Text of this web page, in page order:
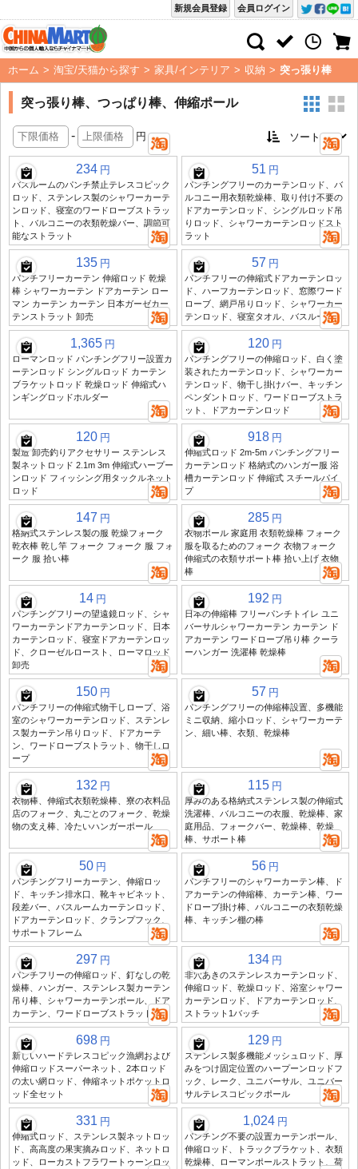
会員ログイン
新規会員登録
ホーム > 淘宝/天猫から探す > 家具/インテリア > 収納 > 突っ張り棒
突っ張り棒、つっぱり棒、伸縮ポール
- 円
234 円
バスルームのパンチ禁止テレスコピック
ロッド、ステンレス製のシャワーカーテ
ンロッド、寝室のワードローブストラッ
ト、バルコニーの衣類乾燥バー、調節可
能なストラット
51 円
パンチングフリーのカーテンロッド、バ
ルコニー用衣類乾燥棒、取り付け不要の
ドアカーテンロッド、シングルロッド吊
りロッド、シャワーカーテンロッドスト
ラット
135 円
パンチフリーカーテン 伸縮ロッド 乾燥
棒 シャワーカーテン ドアカーテン ロー
マン カーテン カーテン 日本ガーゼカー
テンストラット 卸売
57 円
パンチフリーの伸縮式ドアカーテンロッ
ド、ハーフカーテンロッド、窓際ワード
ローブ、網戸吊りロッド、シャワーカー
テンロッド、寝室タオル、バスルーム
1,365 円
ローマンロッド パンチングフリー設置カ
ーテンロッド シングルロッド カーテン
ブラケットロッド 乾燥ロッド 伸縮式ハ
ンギングロッドホルダー
120 円
パンチングフリーの伸縮ロッド、白く塗
装されたカーテンロッド、シャワーカー
テンロッド、物干し掛けバー、キッチン
ペンダントロッド、ワードローブストラ
ット、ドアカーテンロッド
120 円
製造 卸売釣りアクセサリー ステンレス
製ネットロッド 2.1m 3m 伸縮式ハープー
ンロッド フィッシング用タックルネット
ロッド
918 円
伸縮式ロッド 2m-5m パンチングフリー
カーテンロッド 格納式のハンガー服 浴
槽カーテンロッド 伸縮式 スチールパイ
プ
147 円
格納式ステンレス製の服 乾燥フォーク
乾衣棒 乾し竿 フォーク フォーク 服 フォ
ーク 服 拾い棒
285 円
衣物ポール 家庭用 衣類乾燥棒 フォーク
服を取るためのフォーク 衣物フォーク
伸縮式の衣類サポート棒 拾い上げ 衣物
棒
14 円
パンチングフリーの望遠鏡ロッド、シャ
ワーカーテンドアカーテンロッド、日本
カーテンロッド、寝室ドアカーテンロッ
ド、クローゼルロースト、ローマロッド
卸売
192 円
日本の伸縮棒 フリーパンチトイレ ユニ
バーサルシャワーカーテン カーテン ド
アカーテン ワードローブ吊り棒 クーラ
ーハンガー 洗濯棒 乾燥棒
150 円
パンチフリーの伸縮式物干しロープ、浴
室のシャワーカーテンロッド、ステンレ
ス製カーテン吊りロッド、ドアカーテ
ン、ワードローブストラット、物干しロ
ープ
57 円
パンチングフリーの伸縮棒設置、多機能
ミニ収納、縮小ロッド、シャワーカーテ
ン、細い棒、衣類、乾燥棒
132 円
衣物棒、伸縮式衣類乾燥棒、寮の衣料品
店のフォーク、丸ごとのフォーク、乾燥
物の支え棒、冷たいハンガーポール
115 円
厚みのある格納式ステンレス製の伸縮式
洗濯棒、バルコニーの衣服、乾燥棒、家
庭用品、フォークバー、乾燥棒、乾燥
棒、サポート棒
50 円
パンチングフリーカーテン、伸縮ロッ
ド、キッチン排水口、靴キャビネット、
段差バー、バスルームカーテンロッド、
ドアカーテンロッド、クランプフック、
サポートフレーム
56 円
パンチフリーのシャワーカーテン棒、ド
アカーテンの伸縮棒、カーテン棒、ワー
ドローブ掛け棒、バルコニーの衣類乾燥
棒、キッチン棚の棒
297 円
パンチフリーの伸縮ロッド、釘なしの乾
燥棒、ハンガー、ステンレス製カーテン
吊り棒、シャワーカーテンポール、ドア
カーテン、ワードローブストラット
134 円
非穴あきのステンレスカーテンロッド、
伸縮ロッド、乾燥ロッド、浴室シャワー
カーテンロッド、ドアカーテンロッド、
ストラット1バッチ
698 円
新しいハードテレスコピック漁網および
伸縮ロッドスーパーネット、2本ロッド
の太い網ロッド、伸縮ネットポケットロ
ッド全セット
129 円
ステンレス製多機能メッシュロッド、厚
みをつけ固定位置のハープーンロッドフ
ック、レーク、ユニバーサル、ユニバー
サルテレスコピックポール
331 円
伸縮式ロッド、ステンレス製ネットロッ
ド、高高度の果実摘みロッド、ネットロ
ッド、ローカストフラワートゥーンロッ
1,024 円
パンチング不要の設置カーテンポール、
伸縮ロッド、トラックブラケット、衣類
乾燥棒、ローマンポールストラット、荷